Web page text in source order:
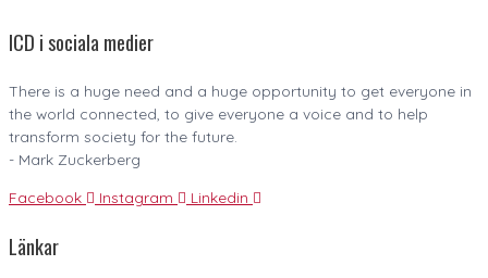
ICD i sociala medier
There is a huge need and a huge opportunity to get everyone in
the world connected, to give everyone a voice and to help
transform society for the future.
- Mark Zuckerberg
Facebook Instagram Linkedin
Länkar